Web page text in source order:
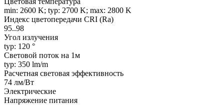
min: 2600 K; typ: 2700 K; max: 2800 K
Индекс цветопередачи CRI (Ra)
95..98
Угол излучения
typ: 120 °
Световой поток на 1м
typ: 350 lm/m
Расчетная световая эффективность
74 лм/Вт
Электрические
Напряжение питания